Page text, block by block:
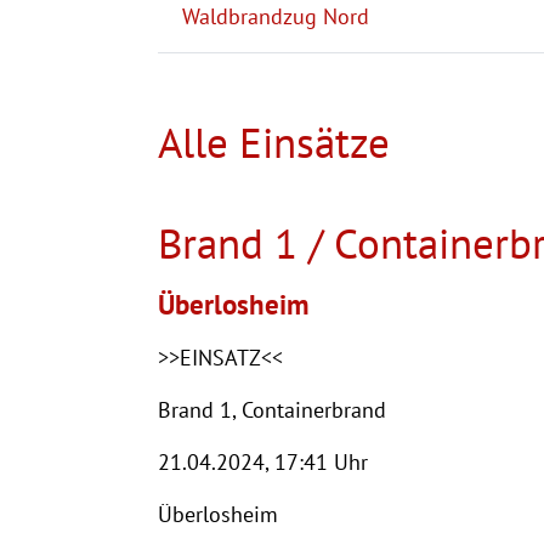
Waldbrandzug Nord
Alle Einsätze
Brand 1 /
Überlosheim
>>EINSATZ<<
Brand 1, Containerbrand
21.04.2024, 17:41 Uhr
Überlosheim